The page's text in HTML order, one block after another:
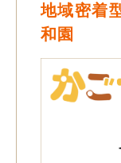
地域密着
和園